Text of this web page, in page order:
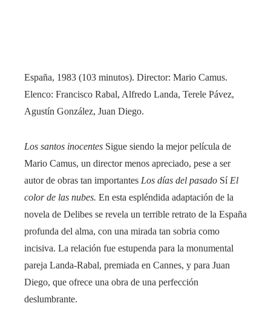
España, 1983 (103 minutos). Director: Mario Camus.
Elenco: Francisco Rabal, Alfredo Landa, Terele Pávez,
Agustín González, Juan Diego.
Los santos inocentes Sigue siendo la mejor película de
Mario Camus, un director menos apreciado, pese a ser
autor de obras tan importantes Los días del pasado Sí El
color de las nubes. En esta espléndida adaptación de la
novela de Delibes se revela un terrible retrato de la España
profunda del alma, con una mirada tan sobria como
incisiva. La relación fue estupenda para la monumental
pareja Landa-Rabal, premiada en Cannes, y para Juan
Diego, que ofrece una obra de una perfección
deslumbrante.